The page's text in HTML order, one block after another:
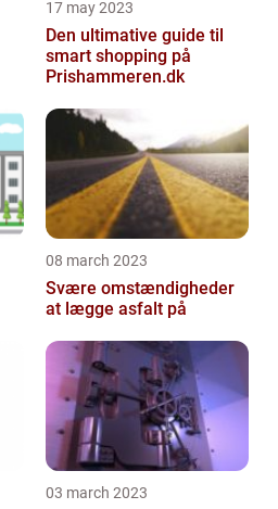
17 may 2023
Den ultimative guide til
smart shopping på
Prishammeren.dk
08 march 2023
Svære omstændigheder
at lægge asfalt på
03 march 2023